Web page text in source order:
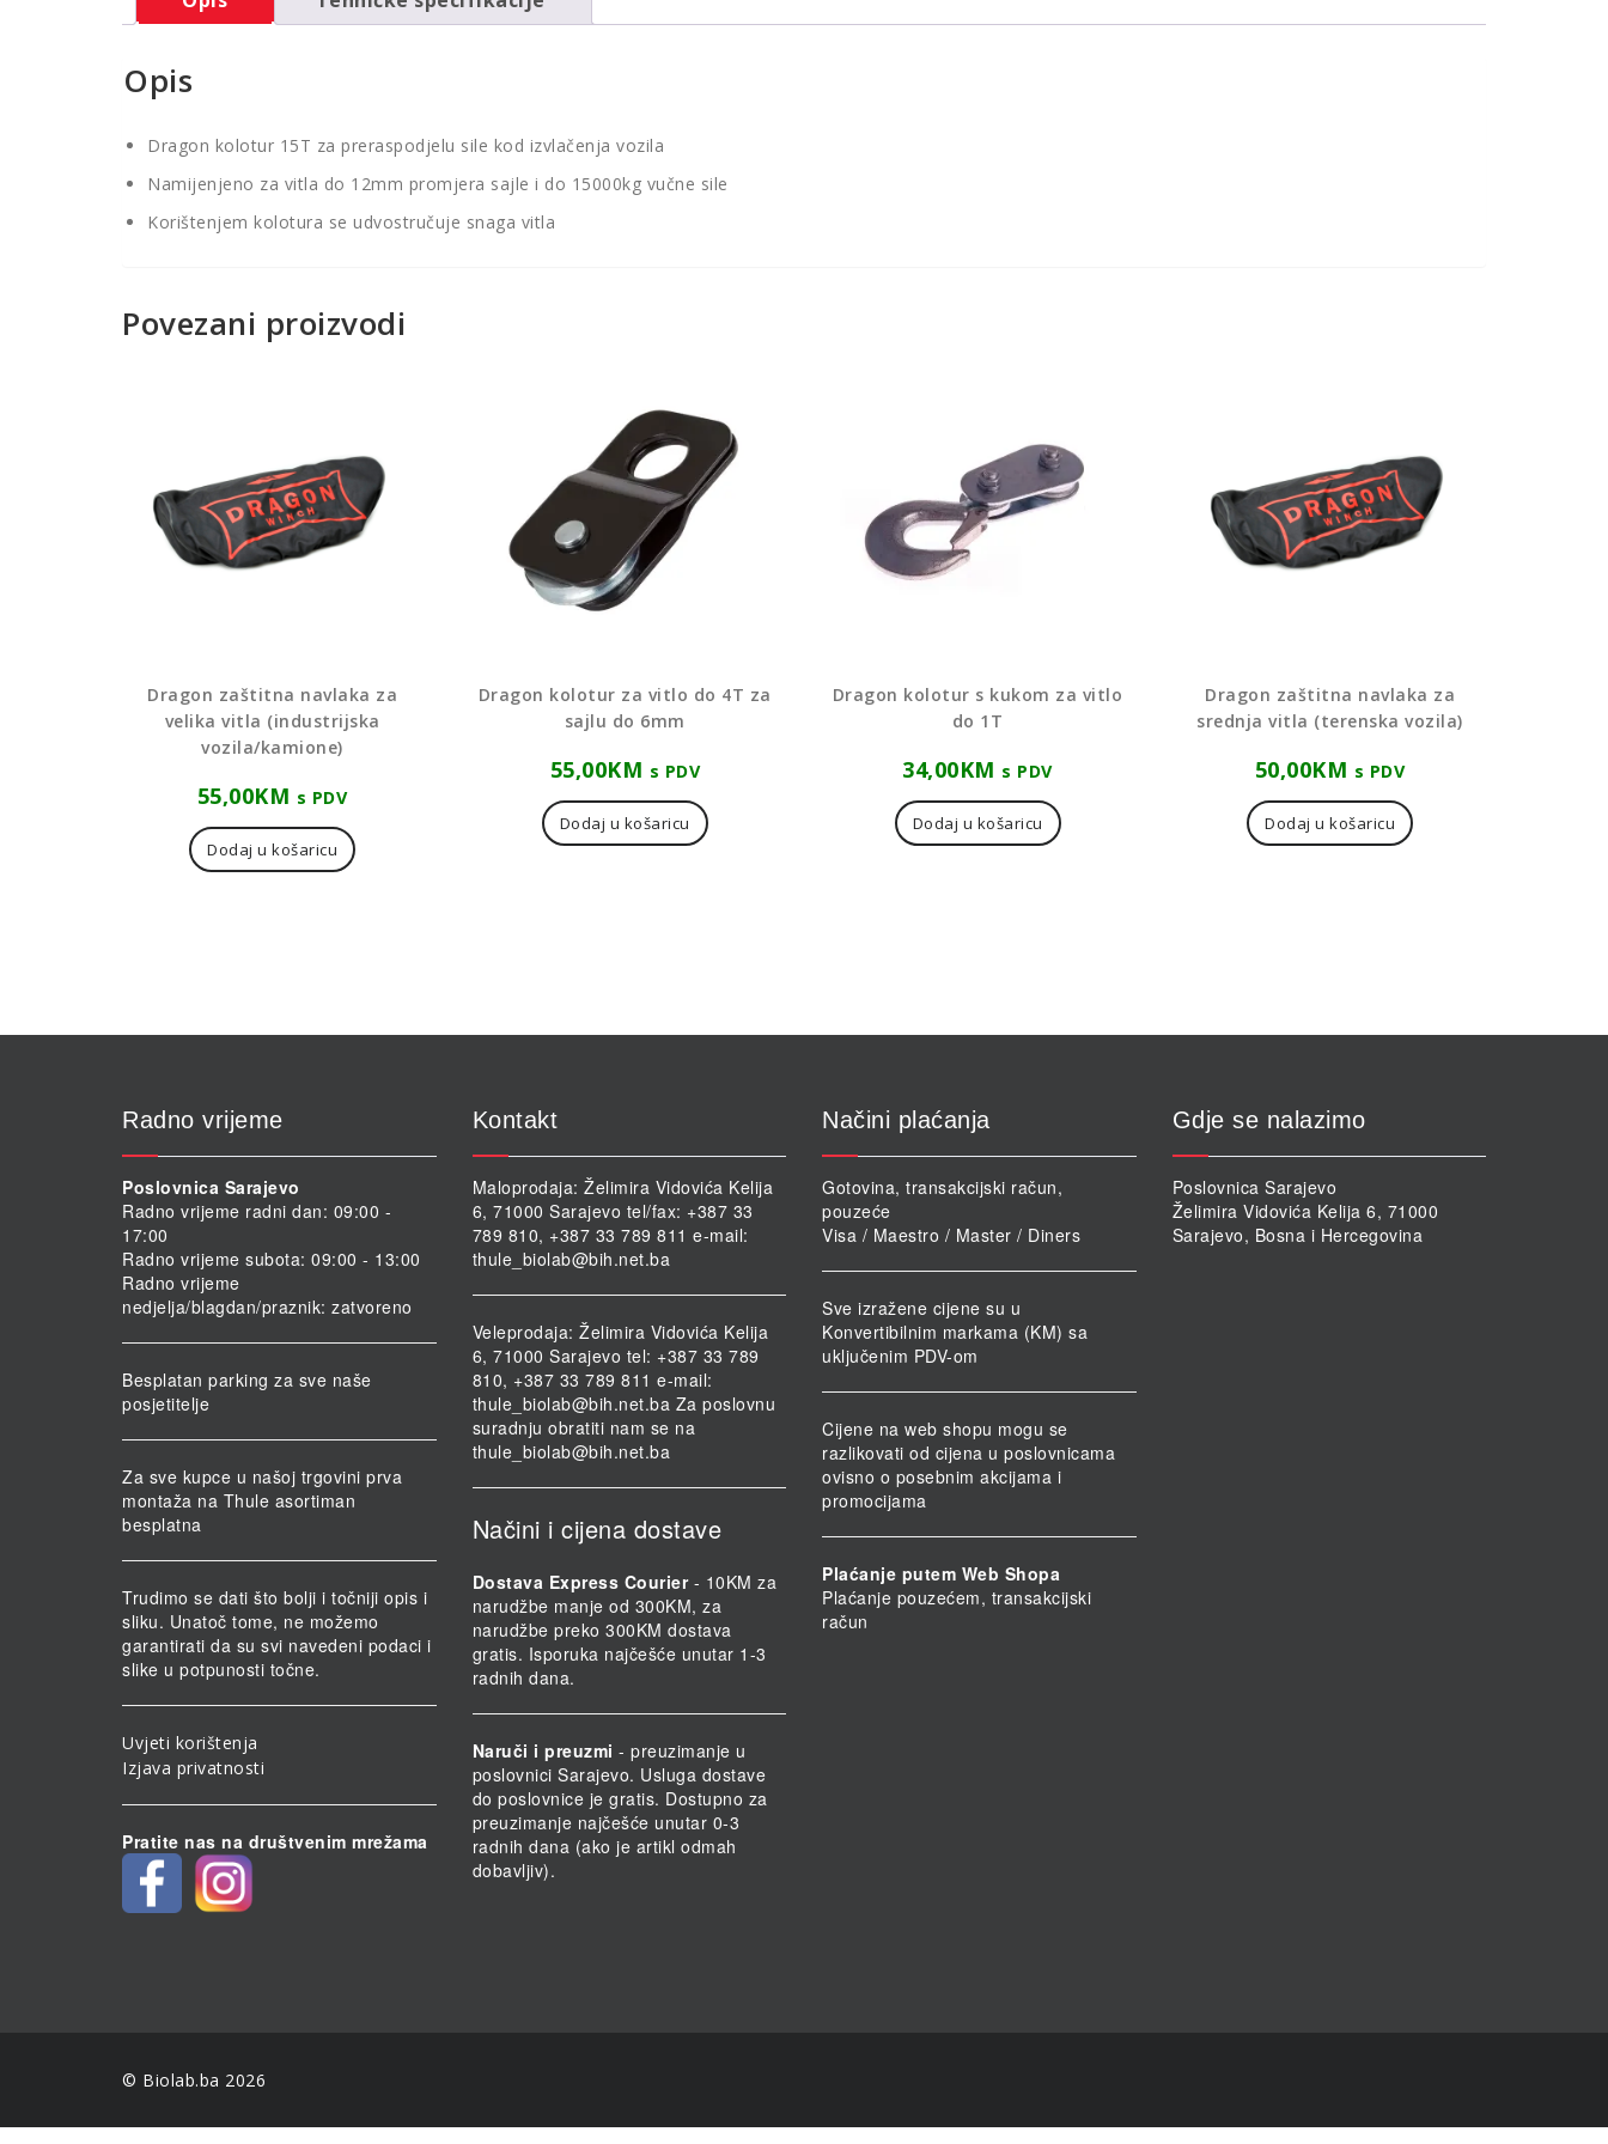
Opis
Dragon kolotur 15T za preraspodjelu sile kod izvlačenja vozila
Namijenjeno za vitla do 12mm promjera sajle i do 15000kg vučne sile
Korištenjem kolotura se udvostručuje snaga vitla
Povezani proizvodi
Dragon zaštitna navlaka za
velika vitla (industrijska
vozila/kamione)
55,00KM s PDV
Dodaj u košaricu
Dragon kolotur za vitlo do 4T za
sajlu do 6mm
55,00KM s PDV
Dodaj u košaricu
Dragon kolotur s kukom za vitlo
do 1T
34,00KM s PDV
Dodaj u košaricu
Dragon zaštitna navlaka za
srednja vitla (terenska vozila)
50,00KM s PDV
Dodaj u košaricu
Radno vrijeme
Poslovnica Sarajevo
Radno vrijeme radni dan: 09:00 -
17:00
Radno vrijeme subota: 09:00 - 13:00
Radno vrijeme
nedjelja/blagdan/praznik: zatvoreno
Besplatan parking za sve naše
posjetitelje
Za sve kupce u našoj trgovini prva
montaža na Thule asortiman
besplatna
Trudimo se dati što bolji i točniji opis i
sliku. Unatoč tome, ne možemo
garantirati da su svi navedeni podaci i
slike u potpunosti točne.
Uvjeti korištenja
Izjava privatnosti
Pratite nas na društvenim mrežama
Kontakt
Maloprodaja: Želimira Vidovića Kelija
6, 71000 Sarajevo tel/fax: +387 33
789 810, +387 33 789 811 e-mail:
thule_biolab@bih.net.ba
Veleprodaja: Želimira Vidovića Kelija
6, 71000 Sarajevo tel: +387 33 789
810, +387 33 789 811 e-mail:
thule_biolab@bih.net.ba Za poslovnu
suradnju obratiti nam se na
thule_biolab@bih.net.ba
Načini i cijena dostave
Dostava Express Courier- 10KM za
narudžbe manje od 300KM, za
narudžbe preko 300KM dostava
gratis. Isporuka najčešće unutar 1-3
radnih dana.
Naruči i preuzmi - preuzimanje u
poslovnici Sarajevo. Usluga dostave
do poslovnice je gratis. Dostupno za
preuzimanje najčešće unutar 0-3
radnih dana (ako je artikl odmah
dobavljiv).
Načini plaćanja
Gotovina, transakcijski račun,
pouzeće
Visa / Maestro / Master / Diners
Sve izražene cijene su u
Konvertibilnim markama (KM) sa
uključenim PDV-om
Cijene na web shopu mogu se
razlikovati od cijena u poslovnicama
ovisno o posebnim akcijama i
promocijama
Plaćanje putem Web Shopa
Plaćanje pouzećem, transakcijski
račun
Gdje se nalazimo
Poslovnica Sarajevo
Želimira Vidovića Kelija 6, 71000
Sarajevo, Bosna i Hercegovina
© Biolab.ba 2026